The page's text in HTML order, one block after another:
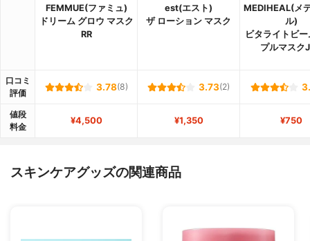
FEMMUE(ファミュ)
ドリーム グロウ マスク
RR
est(エスト)
ザ ローション マスク
MEDIHEAL(メ
ル)
ビタライトビ
プルマスク
口コミ
評価
3.78(8) 3.73(2)
値段
料金
¥4,500 ¥1,350 ¥750
スキンケアグッズの関連商品